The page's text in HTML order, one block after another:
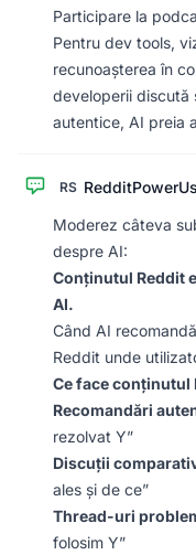
Participare la
Pentru dev tools,
recunoașterea în
developerii discută
autentice, AI preia
RS
Moderez câteva
despre AI:
Conținutul Reddit
AI.
Când AI
Reddit unde
Ce face conținutul
Recomandări
rezolvat Y”
Discuții
ales și de ce”
Thread-uri
folosim Y”